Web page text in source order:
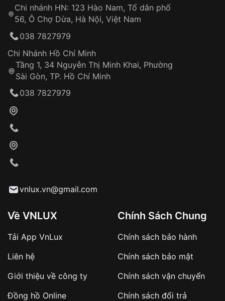
Từ khóa SEO:
Khách hàng kiểm tra và thanh toán trực tiếp
Từ khóa SEO:
sản phẩm đặc biệt
hàng
Số tiền còn lại thanh toán khi nhận hàng hoặc
Đảm bảo quyền lợi khách hàng
Đồng hành cùng khách hàng trong suốt quá
trình sử dụng
Chi nhánh HN: 123 Hào Nam, Tổ dân phố
56, Ô Chợ Dừa, Hà Nội, Việt Nam
038 7827979
Chi Nhánh Hồ Chí Minh
Tầng 1, 34 Nguyễn Thị Minh Khai, Phường
Sài Gòn, TP. Hồ Chí Minh
038 7827979
vnlux.vn@gmail.com
Về VNLUX
Tải App VnLux
Liên hệ
Giới thiệu về công ty
Đồng hồ Online
Chính Sách Chung
Chính sách bảo hành
Chính sách bảo mật
Chính sách vận chuyển
Chính sách đổi trả